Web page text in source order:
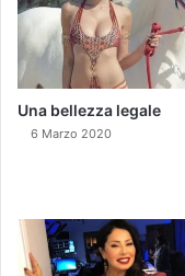
Una bellezza legale
6 Marzo 2020